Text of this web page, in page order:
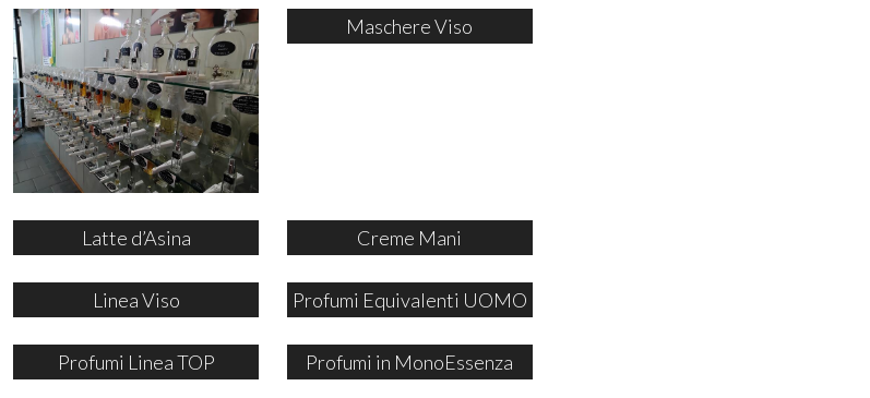
Maschere Viso
Latte d’Asina Creme Mani
Linea Viso Profumi Equivalenti UOMO
Profumi Linea TOP Profumi in MonoEssenza